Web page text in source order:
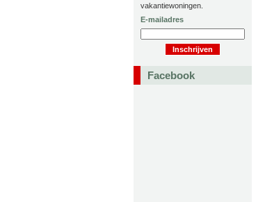
vakantiewoningen.
E-mailadres
Facebook